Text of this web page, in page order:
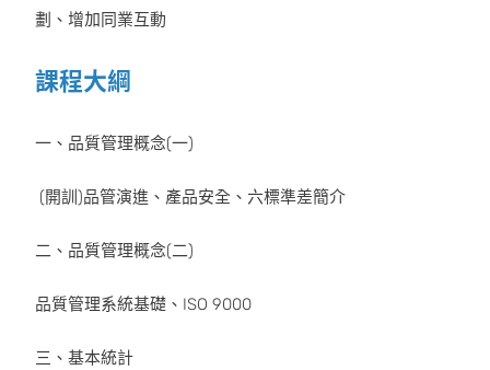
劃、增加同業互動
課程大綱
一、品質管理概念(一)
(開訓)品管演進、產品安全、六標準差簡介
二、品質管理概念(二)
品質管理系統基礎、ISO 9000
三、基本統計